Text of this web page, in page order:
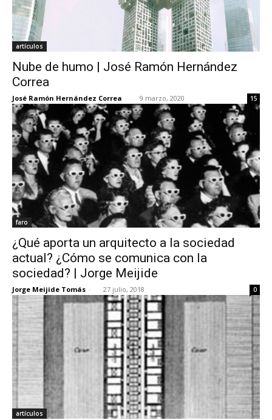
artículos
Nube de humo | José Ramón Hernández
Correa
José Ramón Hernández Correa - 9 marzo, 2020 15
faro
¿Qué aporta un arquitecto a la sociedad
actual? ¿Cómo se comunica con la
sociedad? | Jorge Meijide
Jorge Meijide Tomás - 27 julio, 2018 0
artículos